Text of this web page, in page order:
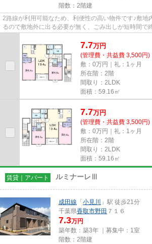
階数：2階建
2路線が利用可能なため、利便性の高い物件です♪敷地
るので敷地外に出る必要が無く、ごみ出しが短時間で
7.7万円
(管理費・共益費 3,500円)
敷：0万円｜礼：1ヶ月
所在階：2階
間取り：2LDK
面積：59.16㎡
7.7万円
(管理費・共益費 3,500円)
敷：0万円｜礼：1ヶ月
所在階：2階
間取り：2LDK
面積：59.16㎡
賃貸｜アパート ルミナーレⅢ
成田線 「 小見川
」駅 徒歩21分
千葉県香取市野田 ７１６
7.3万円
築年数：築3年 ｜募集中： 1室
階数：2階建